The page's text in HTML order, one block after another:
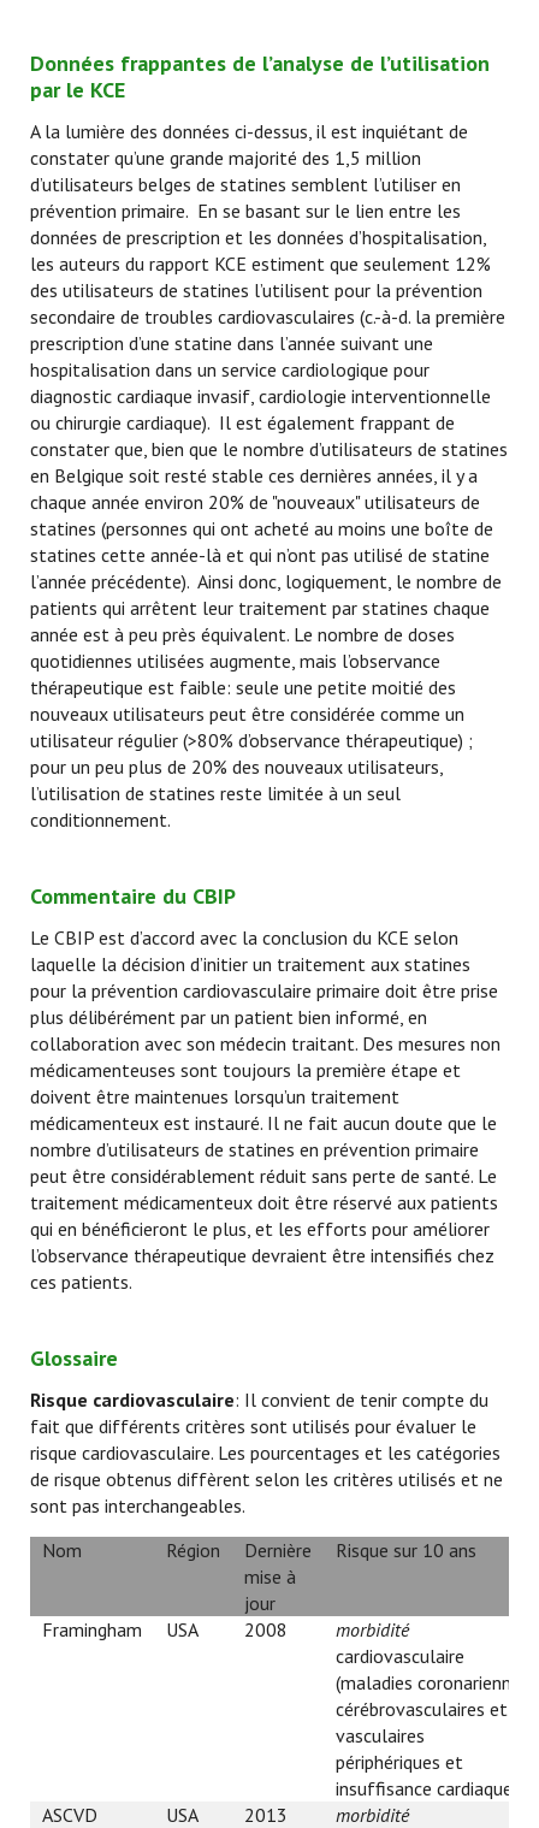
Données frappantes de l’analyse de l’utilisation
par le KCE
A la lumière des données ci-dessus, il est inquiétant de
constater qu’une grande majorité des 1,5 million
d’utilisateurs belges de statines semblent l’utiliser en
prévention primaire. En se basant sur le lien entre les
données de prescription et les données d’hospitalisation,
les auteurs du rapport KCE estiment que seulement 12%
des utilisateurs de statines l’utilisent pour la prévention
secondaire de troubles cardiovasculaires (c.-à-d. la première
prescription d’une statine dans l’année suivant une
hospitalisation dans un service cardiologique pour
diagnostic cardiaque invasif, cardiologie interventionnelle
ou chirurgie cardiaque). Il est également frappant de
constater que, bien que le nombre d’utilisateurs de statines
en Belgique soit resté stable ces dernières années, il y a
chaque année environ 20% de "nouveaux" utilisateurs de
statines (personnes qui ont acheté au moins une boîte de
statines cette année-là et qui n’ont pas utilisé de statine
l’année précédente). Ainsi donc, logiquement, le nombre de
patients qui arrêtent leur traitement par statines chaque
année est à peu près équivalent. Le nombre de doses
quotidiennes utilisées augmente, mais l’observance
thérapeutique est faible: seule une petite moitié des
nouveaux utilisateurs peut être considérée comme un
utilisateur régulier (>80% d’observance thérapeutique) ;
pour un peu plus de 20% des nouveaux utilisateurs,
l’utilisation de statines reste limitée à un seul
conditionnement.
Commentaire du CBIP
Le CBIP est d’accord avec la conclusion du KCE selon
laquelle la décision d’initier un traitement aux statines
pour la prévention cardiovasculaire primaire doit être prise
plus délibérément par un patient bien informé, en
collaboration avec son médecin traitant. Des mesures non
médicamenteuses sont toujours la première étape et
doivent être maintenues lorsqu’un traitement
médicamenteux est instauré. Il ne fait aucun doute que le
nombre d’utilisateurs de statines en prévention primaire
peut être considérablement réduit sans perte de santé. Le
traitement médicamenteux doit être réservé aux patients
qui en bénéficieront le plus, et les efforts pour améliorer
l’observance thérapeutique devraient être intensifiés chez
ces patients.
Glossaire
Risque cardiovasculaire: Il convient de tenir compte du
fait que différents critères sont utilisés pour évaluer le
risque cardiovasculaire. Les pourcentages et les catégories
de risque obtenus diffèrent selon les critères utilisés et ne
sont pas interchangeables.
Nom
Région
Dernière
mise à
jour
Risque sur 10 ans
Framingham USA 2008
morbidité
cardiovasculaire
(maladies coronariennes,
cérébrovasculaires et
vasculaires
périphériques et
insuffisance cardiaque)
ASCVD
USA 2013
morbidité